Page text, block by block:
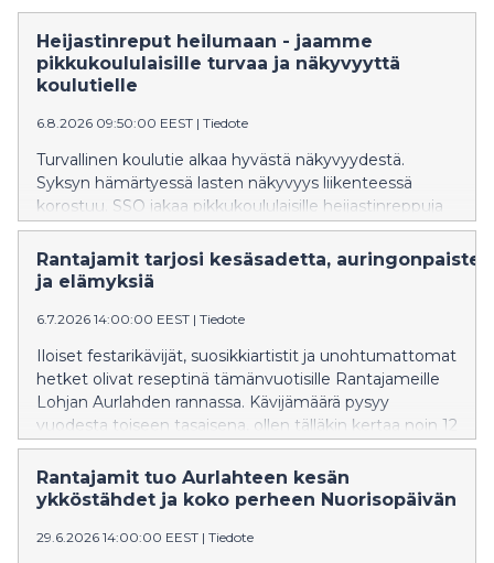
Heijastinreput heilumaan - jaamme
pikkukoululaisille turvaa ja näkyvyyttä
koulutielle
6.8.2026 09:50:00 EEST | Tiedote
Turvallinen koulutie alkaa hyvästä näkyvyydestä.
Syksyn hämärtyessä lasten näkyvyys liikenteessä
korostuu. SSO jakaa pikkukoululaisille heijastinreppuja
turvallisempien koulumatkojen tueksi.
Rantajamit tarjosi kesäsadetta,
ja elämyksiä
6.7.2026 14:00:00 EEST | Tiedote
Iloiset festarikävijät, suosikkiartistit ja unohtumattomat
hetket olivat reseptinä tämänvuotisille Rantajameille
Lohjan Aurlahden rannassa. Kävijämäärä pysyy
vuodesta toiseen tasaisena, ollen tälläkin kertaa noin 12
000. Tänä vuonna ohjelmistoon palannut
Nuorisopäivä täytti odotukset rentona koko perheen
tapahtumana.
Rantajamit tuo Aurlahteen kesän
ykköstähdet ja koko perheen Nuorisopäivän
29.6.2026 14:00:00 EEST | Tiedote